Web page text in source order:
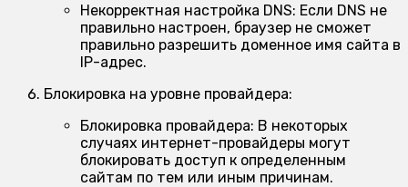
Некорректная настройка DNS: Если DNS не
правильно настроен, браузер не сможет
правильно разрешить доменное имя сайта в
IP-адрес.
Блокировка на уровне провайдера:
Блокировка провайдера: В некоторых
случаях интернет-провайдеры могут
блокировать доступ к определенным
сайтам по тем или иным причинам.